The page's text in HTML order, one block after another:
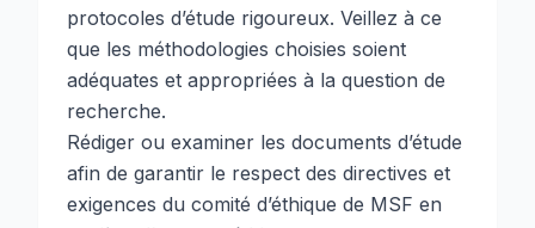
protocoles d’étude rigoureux. Veillez à ce
que les méthodologies choisies soient
adéquates et appropriées à la question de
recherche.
Rédiger ou examiner les documents d’étude
afin de garantir le respect des directives et
exigences du comité d’éthique de MSF en